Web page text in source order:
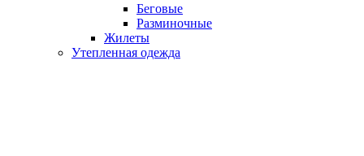
Беговые
Разминочные
Жилеты
Утепленная одежда